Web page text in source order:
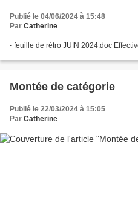
Publié le 04/06/2024 à 15:48
Par Catherine
- feuille de rétro JUIN 2024.doc
Montée de catégorie
Publié le 22/03/2024 à 15:05
Par Catherine